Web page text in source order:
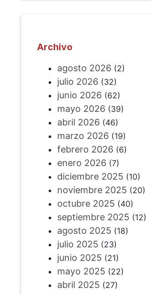
Archivo
agosto 2026 (2)
julio 2026 (32)
junio 2026 (62)
mayo 2026 (39)
abril 2026 (46)
marzo 2026 (19)
febrero 2026 (6)
enero 2026 (7)
diciembre 2025 (10)
noviembre 2025 (20)
octubre 2025 (40)
septiembre 2025 (12)
agosto 2025 (18)
julio 2025 (23)
junio 2025 (21)
mayo 2025 (22)
abril 2025 (27)